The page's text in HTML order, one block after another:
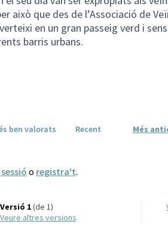
això que des de l’Associació de
en un gran passeig verd i
barris urbans.
ben valorats Recent Més
o registra't.
Versió 1(de 1)
veure altres versions